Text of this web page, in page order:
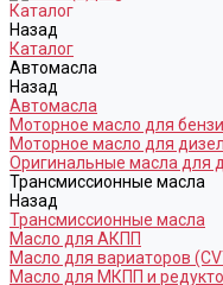
Каталог
Назад
Каталог
Автомасла
Назад
Автомасла
Моторное масло для
Моторное масло для
Оригинальные масла для
Трансмиссионные масла
Назад
Трансмиссионные масла
Масло для АКПП
Масло для вариаторов
Масло для МКПП и